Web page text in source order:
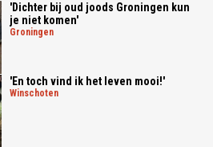
'Dichter bij oud joods Groningen kun
je niet komen'
groningen
'En toch vind ik het leven mooi!'
winschoten